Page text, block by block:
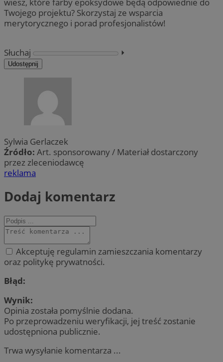
Twojego projektu? Skorzystaj ze wsparcia
merytorycznego i porad profesjonalistów!
Słuchaj ⏵︎
Udostępnij
Sylwia Gerlaczek
Źródło: Art. sponsorowany / Materiał dostarczony
przez zleceniodawcę
reklama
Dodaj komentarz
Akceptuję regulamin zamieszczania komentarzy
oraz politykę prywatności.
Błąd:
Wynik:
Opinia została pomyślnie dodana.
Po przeprowadzeniu weryfikacji, jej treść zostanie
udostępniona publicznie.
Trwa wysyłanie komentarza ...